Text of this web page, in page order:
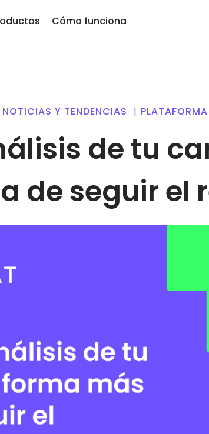
100€
futuro
Compra recurrente
Cómo funciona
NOTICIAS Y TENDENCIAS | PLATAFORMA
de tu
de seguir el